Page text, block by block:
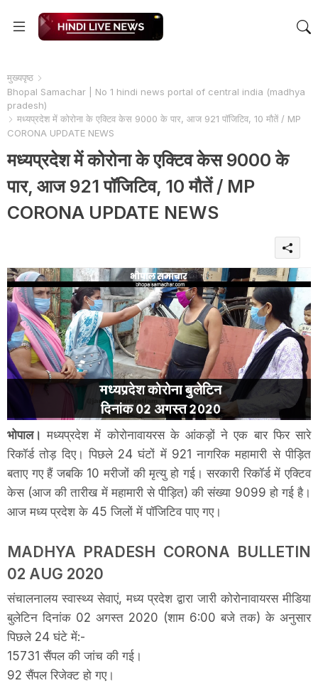
मुख्यपृष्ठ
Bhopal Samachar | No 1 hindi news portal of central india (madhya
pradesh)
मध्यप्रदेश में कोरोना के एक्टिव केस 9000 के पार, आज 921 पॉजिटिव, 10 मौतें / MP
CORONA UPDATE NEWS
मध्यप्रदेश में कोरोना के एक्टिव केस 9000 के
पार, आज 921 पॉजिटिव, 10 मौतें / MP
CORONA UPDATE NEWS
भोपाल। मध्यप्रदेश में कोरोनावायरस के आंकड़ों ने एक बार फिर सारे
रिकॉर्ड तोड़ दिए। पिछले 24 घंटों में 921 नागरिक महामारी से पीड़ित
बताए गए हैं जबकि 10 मरीजों की मृत्यु हो गई। सरकारी रिकॉर्ड में एक्टिव
केस (आज की तारीख में महामारी से पीड़ित) की संख्या 9099 हो गई है।
आज मध्य प्रदेश के 45 जिलों में पॉजिटिव पाए गए।
MADHYA PRADESH CORONA BULLETIN
02 AUG 2020
संचालनालय स्वास्थ्य सेवाएं, मध्य प्रदेश द्वारा जारी कोरोनावायरस मीडिया
बुलेटिन दिनांक 02 अगस्त 2020 (शाम 6:00 बजे तक) के अनुसार
पिछले 24 घंटे में:-
15731 सैंपल की जांच की गई।
92 सैंपल रिजेक्ट हो गए।